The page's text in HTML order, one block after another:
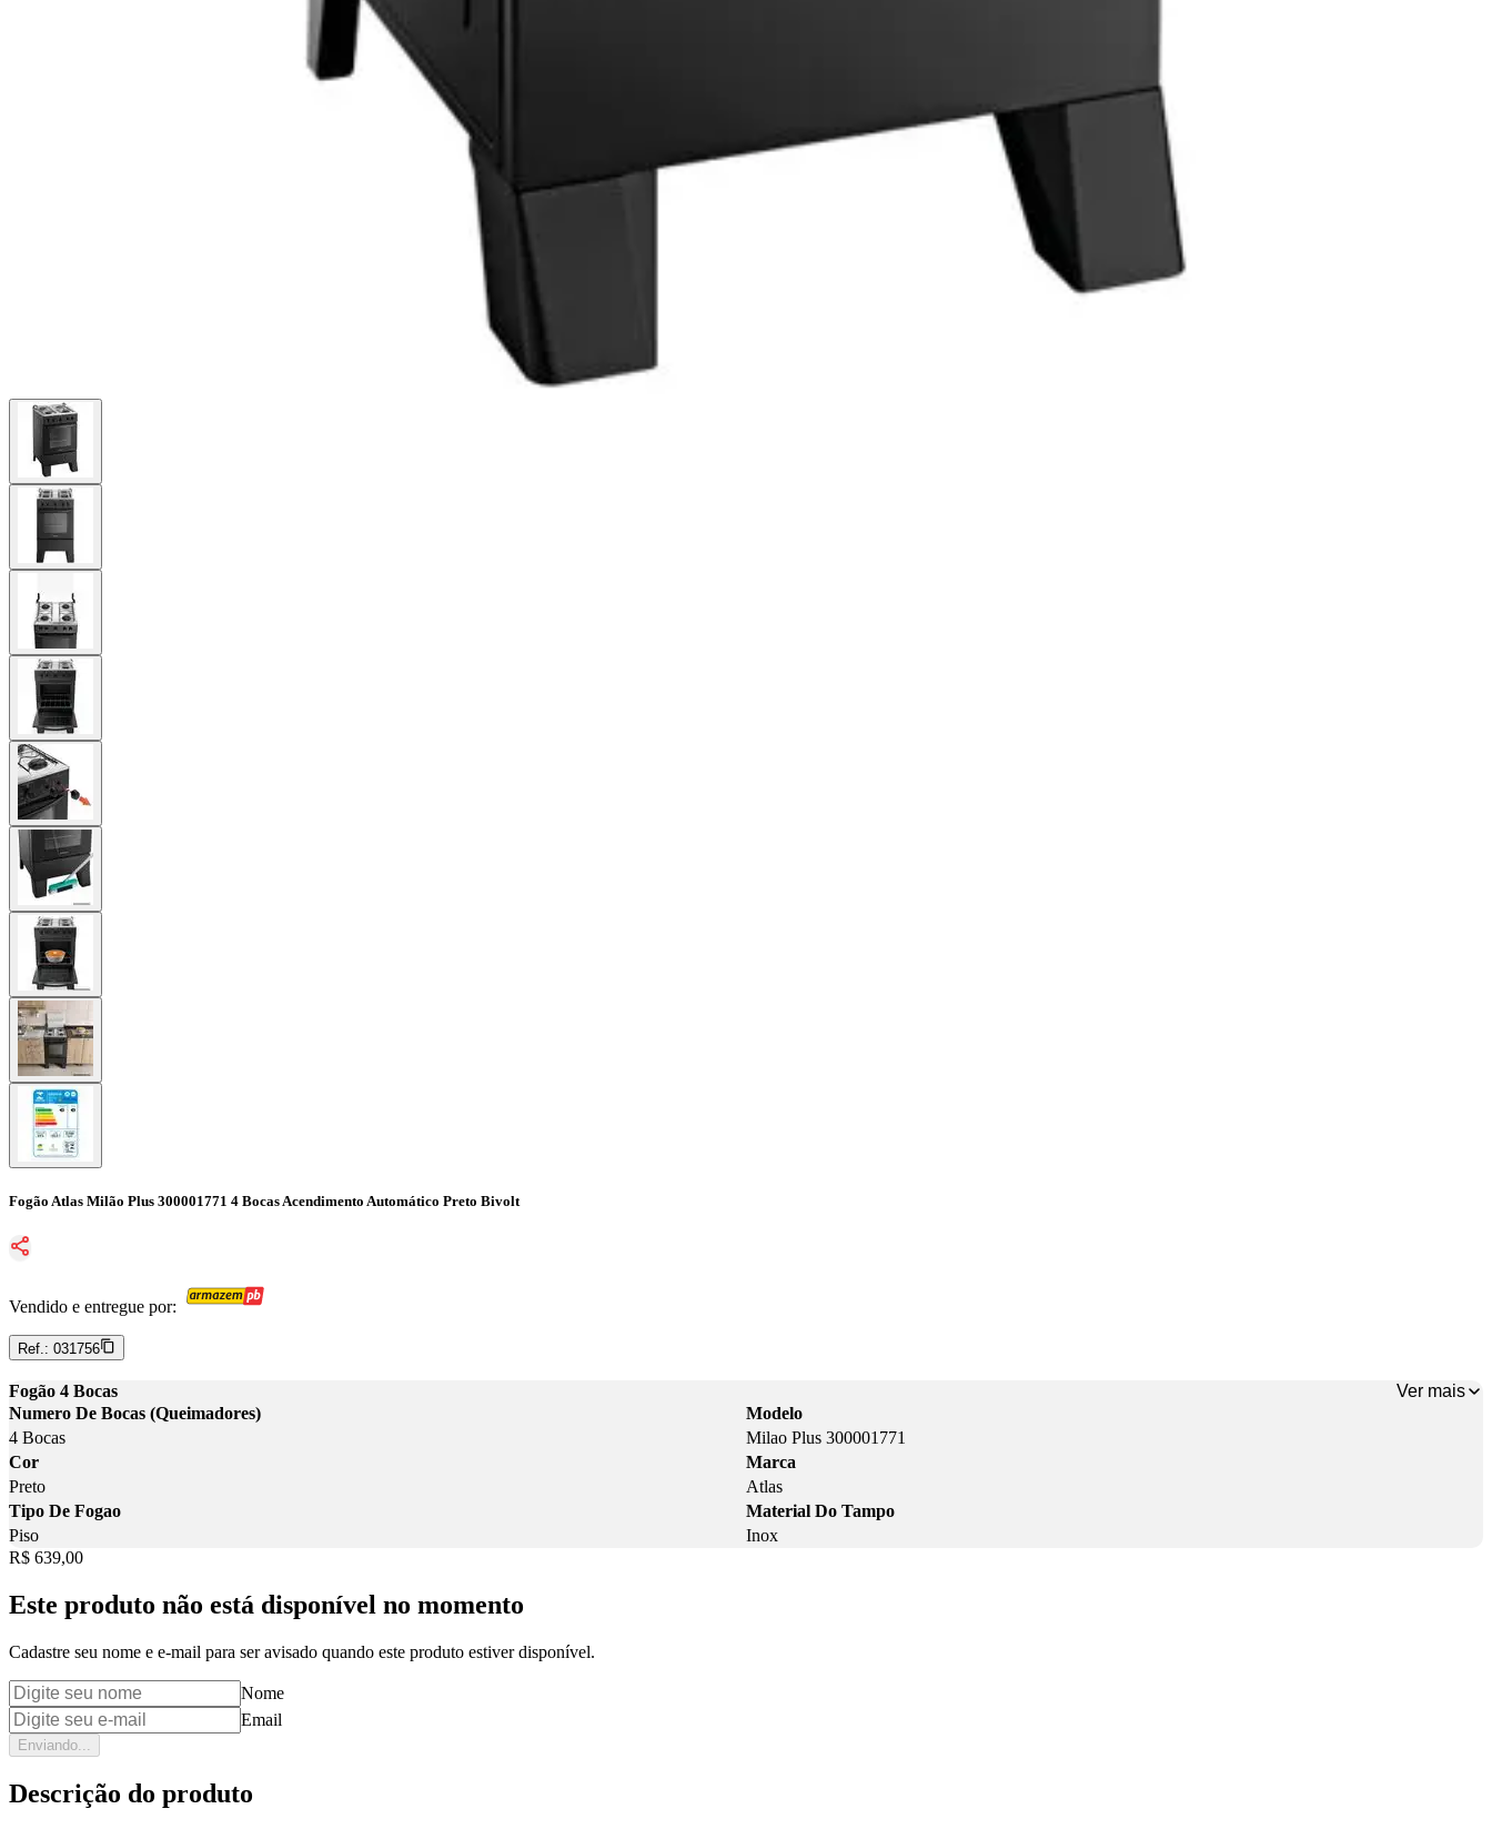
Fogão Atlas Milão Plus 300001771 4 Bocas Acendimento Automático Preto Bivolt
Vendido e entregue por:
Ref.: 031756
Fogão 4 Bocas
Ver mais
Numero De Bocas (Queimadores)
4 Bocas
Modelo
Milao Plus 300001771
Cor
Preto
Marca
Atlas
Tipo De Fogao
Piso
Material Do Tampo
Inox
Price:
R$ 639,00
Este produto não está disponível no momento
Cadastre seu nome e e-mail para ser avisado quando este produto estiver disponível.
Nome
Email
Enviando...
Descrição do produto